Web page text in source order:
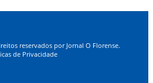
reservados por Jornal O Florense.
de Privacidade